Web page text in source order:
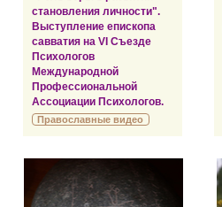
становления личности".
Выступление епископа
савватия на VI Съезде
Психологов
Международной
Профессиональной
Ассоциации Психологов.
Православные видео